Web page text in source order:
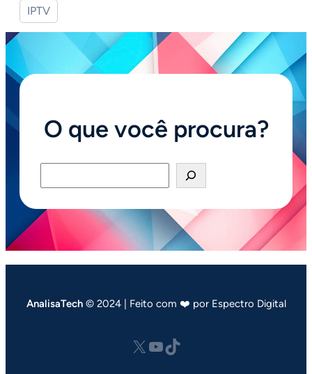
IPTV
O que você procura?
AnalisaTech © 2024 | Feito com ❤️ por Espectro Digital
X Youtube tiktok.com/@analisatech